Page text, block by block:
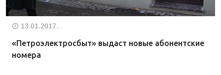
13.01.2017.
«Петроэлектросбыт» выдаст новые абонентские
номера